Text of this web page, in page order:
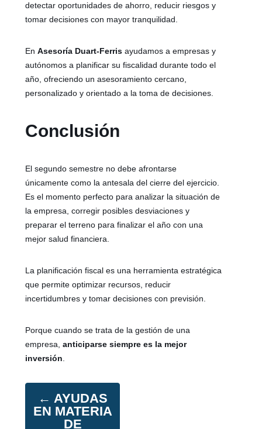
detectar oportunidades de ahorro, reducir riesgos y
tomar decisiones con mayor tranquilidad.
EnAsesoría Duart-Ferris ayudamos a empresas y
autónomos a planificar su fiscalidad durante todo el
año, ofreciendo un asesoramiento cercano,
personalizado y orientado a la toma de decisiones.
Conclusión
El segundo semestre no debe afrontarse
únicamente como la antesala del cierre del ejercicio.
Es el momento perfecto para analizar la situación de
la empresa, corregir posibles desviaciones y
preparar el terreno para finalizar el año con una
mejor salud financiera.
La planificación fiscal es una herramienta estratégica
que permite optimizar recursos, reducir
incertidumbres y tomar decisiones con previsión.
Porque cuando se trata de la gestión de una
empresa,anticiparse siempre es la mejor
inversión
← AYUDAS
EN MATERIA
DE